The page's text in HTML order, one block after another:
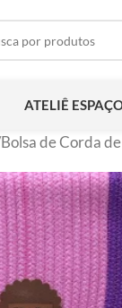
ATELIÊ
Bolsa de Corda